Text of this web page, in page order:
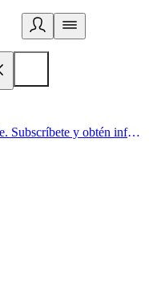
Acá comienza un estilo de vida saludable. Subscríbete y obtén información de primera mano